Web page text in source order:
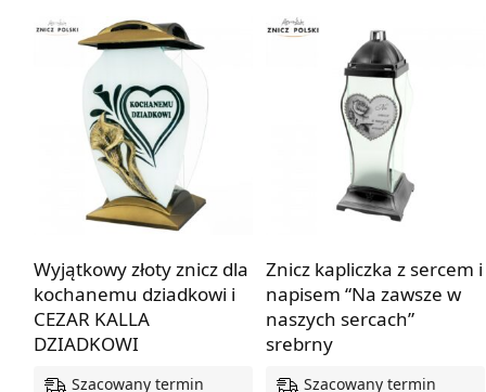
Wyjątkowy złoty znicz dla
kochanemu dziadkowi i
CEZAR KALLA
DZIADKOWI
Szacowany termin
Znicz kapliczka z sercem i
napisem “Na zawsze w
naszych sercach”
srebrny
Szacowany termin